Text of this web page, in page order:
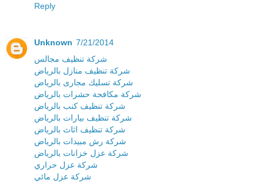
Reply
Unknown 7/21/2014
شركة تنظيف مجالس
شركة تنظيف منازل بالرياض
شركة تسليك مجارى بالرياض
شركة مكافحة حشرات بالرياض
شركة تنظيف كنب بالرياض
شركة تنظيف بيارات بالرياض
شركة تنظيف اثاث بالرياض
شركة رش مبيدات بالرياض
شركة عزل خزانات بالرياض
شركة عزل حراري
شركة عزل مائي